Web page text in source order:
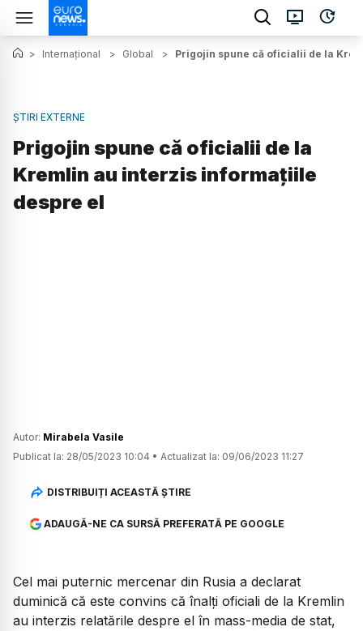
> Internațional > Global > Prigojin spune că oficialii de la
ȘTIRI EXTERNE
Prigojin spune că oficialii de la
Kremlin au interzis informațiile
despre el
Autor: Mirabela Vasile
Publicat la: 28/05/2023 10:04 • Actualizat la: 09/06/2023 11:27
DISTRIBUIȚI ACEASTĂ ȘTIRE
ADAUGĂ-NE CA SURSĂ PREFERATĂ PE GOOGLE
Cel mai puternic mercenar din Rusia a declarat
duminică că este convins că înalți oficiali de la Kremlin
au interzis relatările despre el în mass-media de stat,